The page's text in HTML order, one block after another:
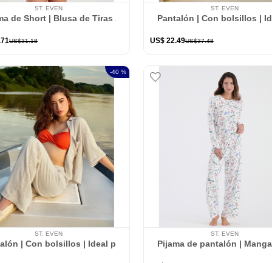
ST. EVEN
de Short | Blusa de Tiras Ajustables
US$31.18
71
ST. EVEN
Pantalón | Con bolsillos |
US$37.48
US$ 22.49
-40 %
ST. EVEN
| Con bolsillos | Ideal para el verano
ST. EVEN
Pijama de pantalón |